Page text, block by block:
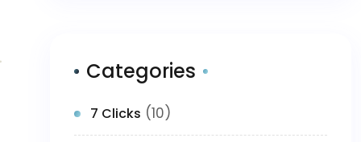
Categories
7 Clicks (10)